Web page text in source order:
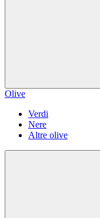
Olive
Verdi
Nere
Altre olive